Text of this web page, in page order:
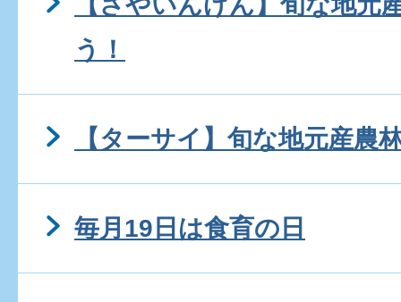
う！
【ターサイ】旬な地元産農
毎月19日は食育の日